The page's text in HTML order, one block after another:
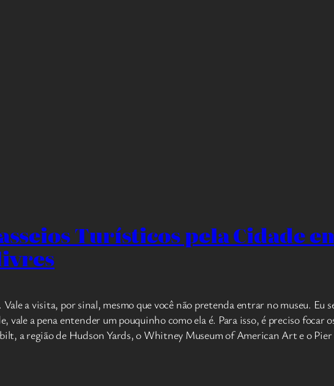
Turísticos pela Cidade
a visita, por sinal, mesmo que você não pretenda entrar no museu. Eu
vale a pena entender um pouquinho como ela é. Para isso, é preciso focar
a região de Hudson Yards, o Whitney Museum of American Art e o Pier